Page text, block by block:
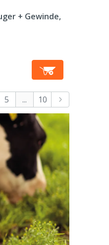
+ Gewinde,
5 ... 10